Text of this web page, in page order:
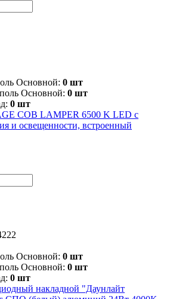
Основной: 0 шт
Основной: 0 шт
0 шт
COB LAMPER 6500 K LED с
и освещенности, встроенный
Основной: 0 шт
Основной: 0 шт
0 шт
накладной "Даунлайт